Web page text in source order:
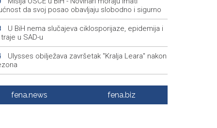
da svoj posao obavljaju slobodno i sigurno
U BiH nema slučajeva ciklosporijaze, epidemija i
u SAD-u
Ulysses obilježava završetak "Kralja Leara" nakon
Sjeverna Koreja ispalila neidentifikovani projektil
moru
fena.news fena.biz